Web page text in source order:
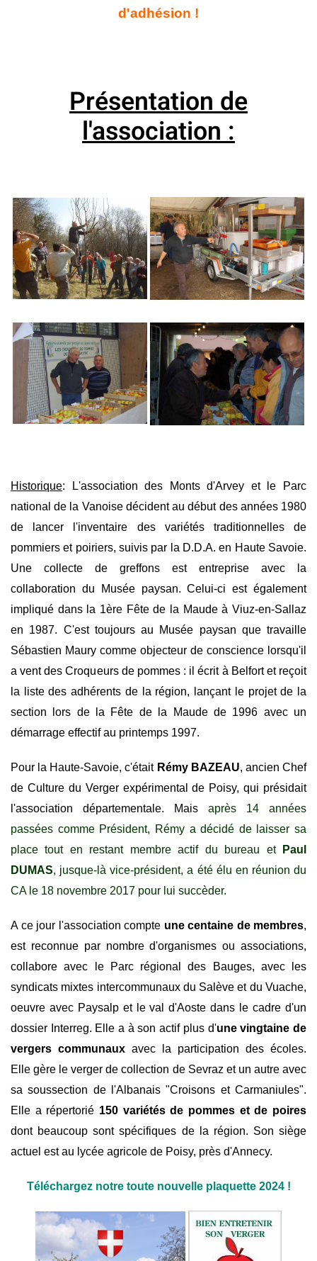
d'adhésion !
Présentation de
l'association :
Historique: L'association des Monts d'Arvey et le Parc
national de la Vanoise décident au début des années 1980
de lancer l'inventaire des variétés traditionnelles de
pommiers et poiriers, suivis par la D.D.A. en Haute Savoie.
Une collecte de greffons est entreprise avec la
collaboration du Musée paysan. Celui-ci est également
impliqué dans la 1ère Fête de la Maude à Viuz-en-Sallaz
en 1987. C'est toujours au Musée paysan que travaille
Sébastien Maury comme objecteur de conscience lorsqu'il
a vent des Croqueurs de pommes : il écrit à Belfort et reçoit
la liste des adhérents de la région, lançant le projet de la
section lors de la Fête de la Maude de 1996 avec un
démarrage effectif au printemps 1997.
Pour la Haute-Savoie, c'était Rémy BAZEAU, ancien Chef
de Culture du Verger expérimental de Poisy, qui présidait
l'association départementale. Mais après 14 années
passées comme Président, Rémy a décidé de laisser sa
place tout en restant membre actif du bureau et
Paul
DUMAS, jusque-là vice-président, a été élu en réunion du
CA le 18 novembre 2017 pour lui succèder.
A ce jour l'association compte une centaine de membres,
est reconnue par nombre d'organismes ou associations,
collabore avec le Parc régional des Bauges, avec les
syndicats mixtes intercommunaux du Salève et du Vuache,
oeuvre avec Paysalp et le val d'Aoste dans le cadre d'un
dossier Interreg. Elle a à son actif plus d'une vingtaine de
vergers communaux avec la participation des écoles.
Elle gère le verger de collection de Sevraz et un autre avec
sa soussection de l'Albanais "Croisons et Carmaniules".
Elle a répertorié 150 variétés de pommes et de poires
dont beaucoup sont spécifiques de la région. Son siège
actuel est au lycée agricole de Poisy, près d'Annecy.
Téléchargez notre toute nouvelle plaquette 2024 !